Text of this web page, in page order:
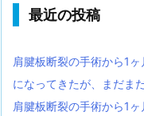
最近の投稿
肩腱板断裂の手術から1
になってきたが、まだま
肩腱板断裂の手術から1